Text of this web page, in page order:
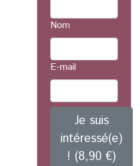
Nom
E-mail
Je suis
intéressé(e)
! (8,90 €)